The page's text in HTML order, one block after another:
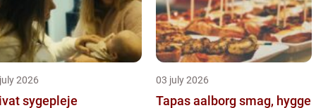
2026
sygepleje
03 july 2026
Tapas aalborg smag, hygge